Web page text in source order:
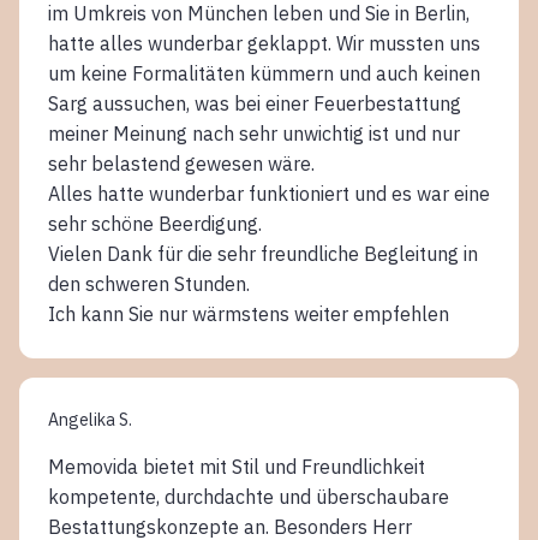
im Umkreis von München leben und Sie in Berlin,
hatte alles wunderbar geklappt. Wir mussten uns
um keine Formalitäten kümmern und auch keinen
Sarg aussuchen, was bei einer Feuerbestattung
meiner Meinung nach sehr unwichtig ist und nur
sehr belastend gewesen wäre.
Alles hatte wunderbar funktioniert und es war eine
sehr schöne Beerdigung.
Vielen Dank für die sehr freundliche Begleitung in
den schweren Stunden.
Ich kann Sie nur wärmstens weiter empfehlen
Angelika S.
Memovida bietet mit Stil und Freundlichkeit
kompetente, durchdachte und überschaubare
Bestattungskonzepte an. Besonders Herr